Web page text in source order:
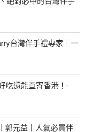
台灣伴手禮專家｜一
吃還能直寄香港！-
郭元益｜人氣必買伴